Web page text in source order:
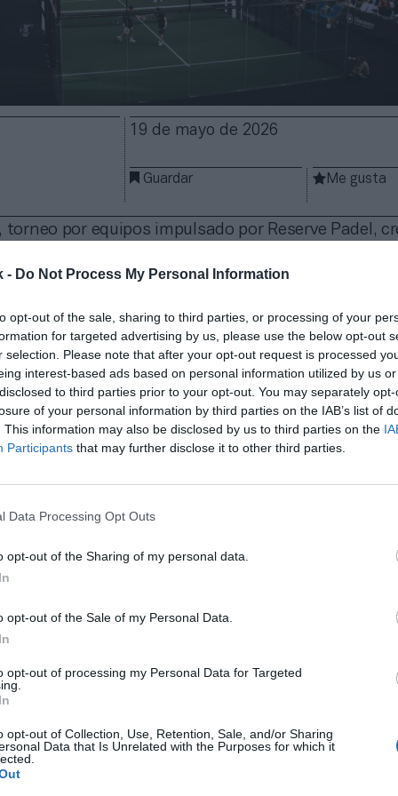
- Do Not Process My Personal Information
opt-out of the sale, sharing to third parties, or processing of your
for targeted advertising by us, please use the below opt-out
selection. Please note that after your opt-out request is processed
interest-based ads based on personal information utilized by us
to third parties prior to your opt-out. You may separately
of your personal information by third parties on the IAB’s list of
This information may also be disclosed by us to third parties on the
Participants that may further disclose it to other third parties.
Data Processing Opt Outs
opt-out of the Sharing of my personal data.
opt-out of the Sale of my Personal Data.
opt-out of processing my Personal Data for Targeted
opt-out of Collection, Use, Retention, Sale, and/or Sharing
Data that Is Unrelated with the Purposes for which it
19 de mayo de 2026
Guardar Me gusta
torneo por equipos impulsado por Reserve Padel,
masculino y contará consu propia bolsa de
Bea González, Marta Ortega,Alejandra Salazaro
estará formado por dos equipos de 12
encuentranArturo Coello,Agustín Tapia,
Coki Nietoy Javi Garrido
canchas, la Reserve Cup volverá a destacar por la
, por supropuesta gastronómicay por
siempre ha sido una extensión de lo que estamos
,
de Reserve, quien ha añadido que “este año
sobre ese impulso con un formato más
Delfi Brea
ha comentado que la inclusión del
Marbella Presented by Sierra Blanca Estates